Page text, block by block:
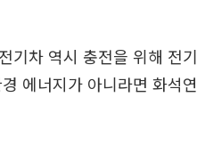
기차 역시 충전을 위해 전
에너지가 아니라면 화석